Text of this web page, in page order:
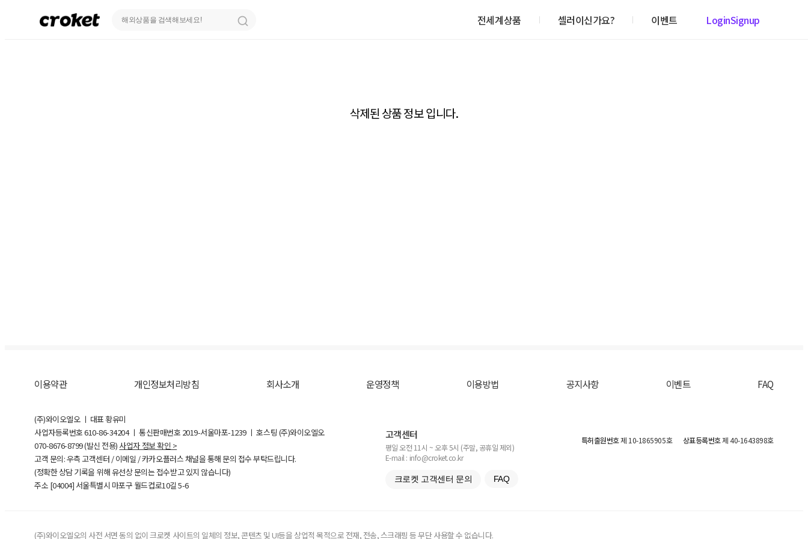
전세계상품 셀러이신가요? 이벤트 LoginSignup
삭제된 상품 정보 입니다.
이용약관 개인정보처리방침 회사소개 운영정책 이용방법 공지사항 이벤트 FAQ
(주)와이오엘오 ㅣ 대표 황유미
사업자등록번호610-86-34204ㅣ 통신판매번호 2019-서울마포-1239 ㅣ 호스팅 (주)와이오엘오
070-8676-8799 (발신 전용) 사업자 정보 확인 >
고객 문의: 우측 고객센터 / 이메일 / 카카오플러스 채널을 통해 문의 접수 부탁드립니다.
(정확한 상담 기록을 위해 유선상 문의는 접수받고 있지 않습니다)
주소 [04004] 서울특별시 마포구 월드컵로10길5-6
고객센터
평일 오전 11시 ~ 오후 5시 (주말, 공휴일 제외)
E-mail : info@croket.co.kr
크로켓 고객센터 문의 FAQ
특허출원번호제 10-1865905호 상표등록번호제 40-1643898호
(주)와이오엘오의 사전 서면 동의 없이 크로켓 사이트의 일체의 정보, 콘텐츠 및 UI등을 상업적 목적으로 전재, 전송, 스크래핑 등 무단 사용할 수 없습니다.